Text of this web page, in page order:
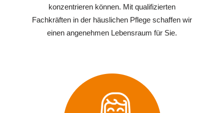
konzentrieren können. Mit qualifizierten
Fachkräften in der häuslichen Pflege schaffen wir
einen angenehmen Lebensraum für Sie.